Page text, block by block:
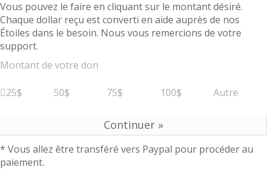
Vous pouvez le faire en cliquant sur le montant désiré.
Chaque dollar reçu est converti en aide auprès de nos
Étoiles dans le besoin. Nous vous remercions de votre
support.
Montant de votre don
25$ 50$ 75$ 100$ Autre
* Vous allez être transféré vers Paypal pour procéder au
paiement.